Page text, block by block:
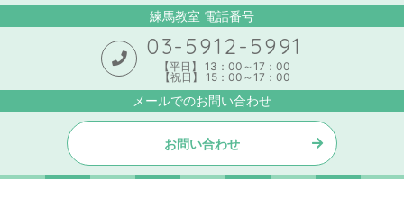
練馬教室 電話番号
03-5912-5991
【平日】 13：00～17：00
【祝日】 15：00～17：00
メールでのお問い合わせ
お問い合わせ